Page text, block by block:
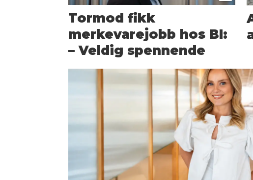
Tormod fikk
merkevarejobb hos BI:
– Veldig spennende